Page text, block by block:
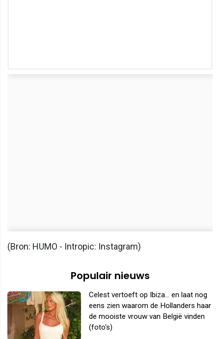
(Bron: HUMO - Intropic: Instagram)
Populair nieuws
Celest vertoeft op Ibiza... en laat nog
eens zien waarom de Hollanders haar
de mooiste vrouw van België vinden
(foto's)